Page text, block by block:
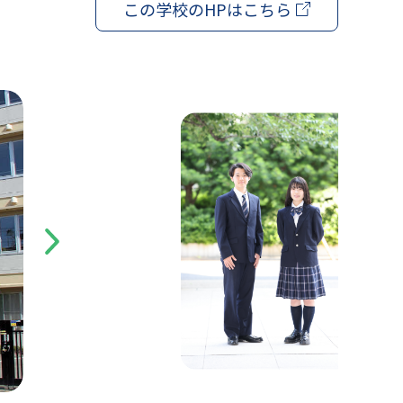
この学校のHPはこちら
Next